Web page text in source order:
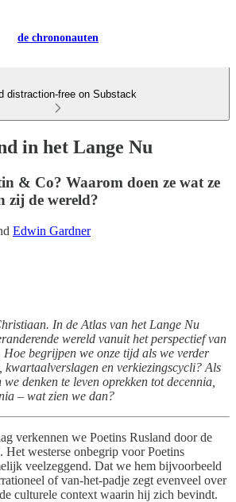
de chrononauten
distraction-free on Substack
in het Lange Nu
& Co? Waarom doen ze wat ze
zij de wereld?
Edwin Gardner
In de Atlas van het Lange Nu
wereld vanuit het perspectief van
begrijpen we onze tijd als we verder
kwartaalverslagen en verkiezingscycli? Als
denken te leven oprekken tot decennia,
– wat zien we dan?
verkennen we Poetins Rusland door de
Het westerse onbegrip voor Poetins
veelzeggend. Dat we hem bijvoorbeeld
of van-het-padje zegt evenveel over
culturele context waarin hij zich bevindt.